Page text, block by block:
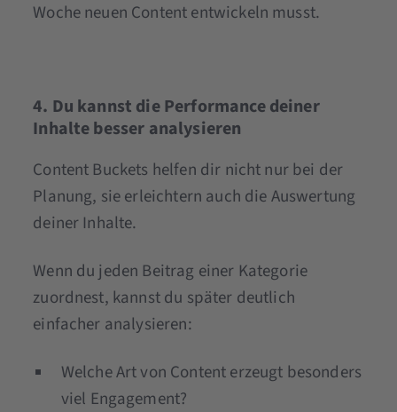
Woche neuen Content entwickeln musst.
4. Du kannst die Performance deiner
Inhalte besser analysieren
Content Buckets helfen dir nicht nur bei der
Planung, sie erleichtern auch die Auswertung
deiner Inhalte.
Wenn du jeden Beitrag einer Kategorie
zuordnest, kannst du später deutlich
einfacher analysieren:
Welche Art von Content erzeugt besonders
viel Engagement?